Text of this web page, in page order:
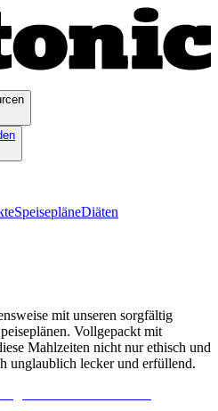
SpeisepläneDiäten
mit unseren sorgfältig
Vollgepackt mit
Mahlzeiten nicht nur ethisch und
unglaublich lecker und erfüllend.